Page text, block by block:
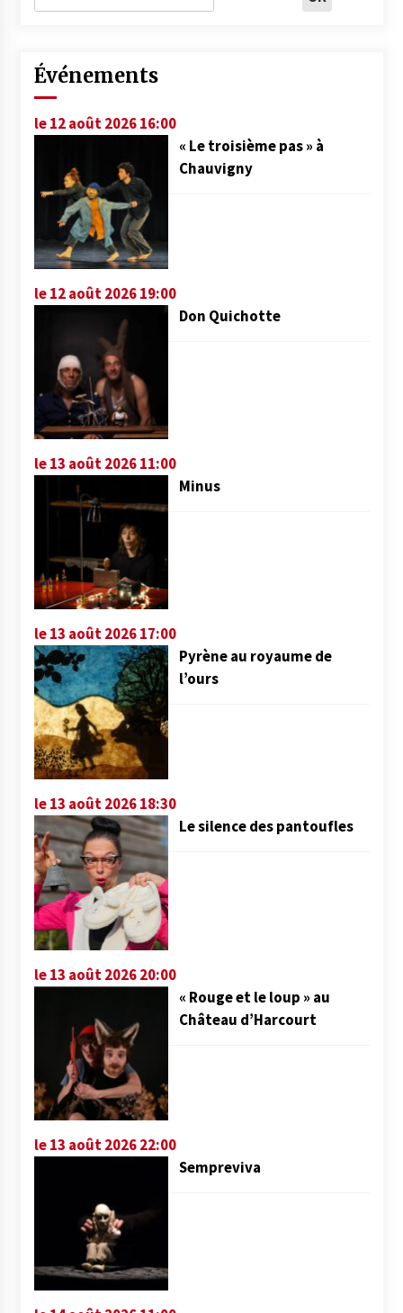
Événements
le 12 août 2026 16:00
« Le troisième pas » à
Chauvigny
le 12 août 2026 19:00
Don Quichotte
le 13 août 2026 11:00
Minus
le 13 août 2026 17:00
Pyrène au royaume de
l’ours
le 13 août 2026 18:30
Le silence des pantoufles
le 13 août 2026 20:00
« Rouge et le loup » au
Château d’Harcourt
le 13 août 2026 22:00
Sempreviva